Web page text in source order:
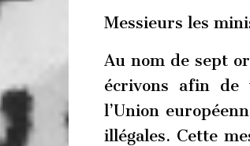
Messieurs les
Au nom de sept
écrivons afin de
l’Union
illégales. Cette